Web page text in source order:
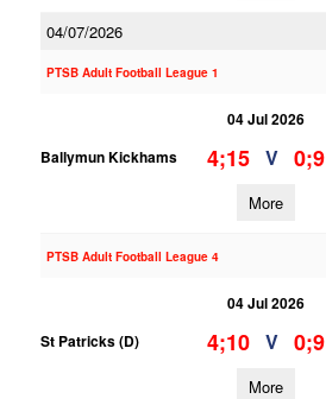
04/07/2026
PTSB Adult Football League 1
04 Jul 2026
Ballymun Kickhams
4;15 V 0;9
More
PTSB Adult Football League 4
04 Jul 2026
St Patricks (D)
4;10 V 0;9
More